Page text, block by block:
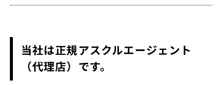
当社は正規アスクルエージェント
（代理店）です。